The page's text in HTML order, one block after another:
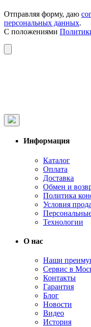
Отправляя форму, даю
персональных данных.
С положениями
Информация
Каталог
Оплата
Доставка
Обмен и
Политика
Условия
Технологии
О нас
Наши
Сервис в
Контакты
Гарантия
Блог
Новости
Видео
История